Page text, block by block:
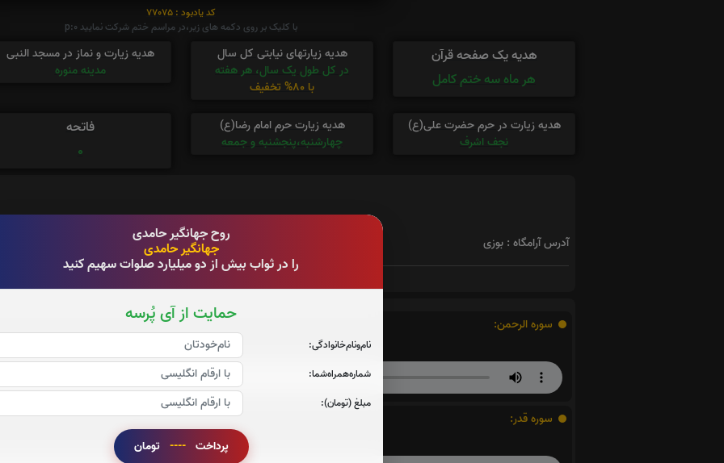
روح جهانگیر حامدی
جهانگیر حامدی
را در ثواب بیش از دو میلیارد صلوات سهیم کنید
حمایت از آی پُرسه
نام‌و‌نام‌خانوادگی:
شماره‌همراه‌شما:
مبلغ (تومان):
پرداخت ---- تومان
کد یادبود : 77075
با کلیک بر روی دکمه های زیر،در مراسم ختم شرکت نمایید p:0
هدیه یک صفحه قرآن
هر ماه سه ختم کامل
هدیه زیارتهای نیابتی کل سال
در کل طول یک سال، هر هفته
با 80% تخفیف
هدیه زیارت و نماز در مسجد النبی
مدینه منوره
هدیه زیارت در حرم حضرت علی(ع)
نجف اشرف
هدیه زیارت حرم امام رضا(ع)
چهارشنبه،پنجشنبه و جمعه
فاتحه
0
آدرس آرامگاه : بوزی
سوره الرحمن:
صوت سوره الرحمن
سوره قدر:
صوت سوره قدر